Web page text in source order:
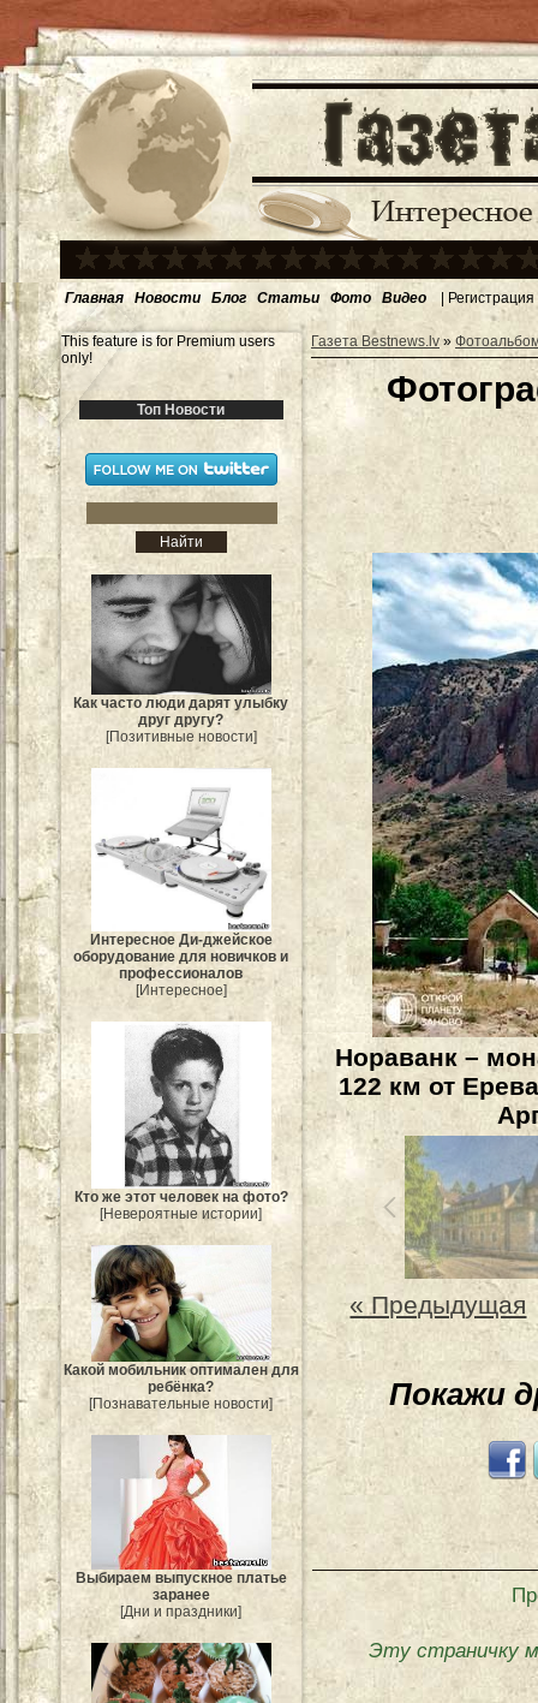
Главная Новости Блог Статьи Фото Видео | Регистрация
This feature is for Premium users
only!
Топ Новости
Как часто люди дарят улыбку
друг другу?
[Позитивные новости]
Интересное Ди-джейское
оборудование для новичков и
профессионалов
[Интересное]
Кто же этот человек на фото?
[Невероятные истории]
Какой мобильник оптимален для
ребёнка?
[Познавательные новости]
Выбираем выпускное платье
заранее
[Дни и праздники]
Газета Bestnews.lv»
Нораванк –
122 км от
« Предыдущая
Покажи
Эту страничку